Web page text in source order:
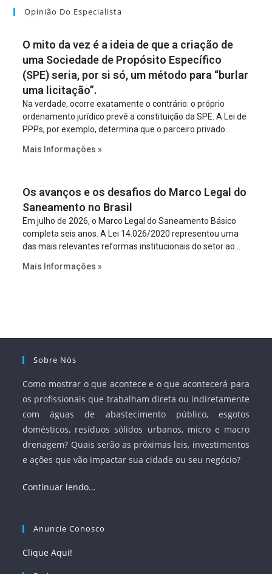
Opinião Do Especialista
O mito da vez é a ideia de que a criação de
uma Sociedade de Propósito Específico
(SPE) seria, por si só, um método para “burlar
uma licitação”.
Na verdade, ocorre exatamente o contrário: o próprio
ordenamento jurídico prevê a constituição da SPE. A Lei de
PPPs, por exemplo, determina que o parceiro privado
empreendimento. Ou seja, a suposta “fraude à licitação” é
projeto a projeto.
Mais Informações »
Os avanços e os desafios do Marco Legal do
Saneamento no Brasil
Em julho de 2026, o Marco Legal do Saneamento Básico
completa seis anos. A Lei 14.026/2020 representou uma
das mais relevantes reformas institucionais do setor ao
serviços, ampliar a participação da iniciativa privada,
Mais Informações »
Sobre Nós
Como mostrar o que acontece e o que acontecerá para
os profissionais que trabalham direta ou indiretamente
com águas de abastecimento público, esgotos
domésticos, resíduos sólidos urbanos, micro e macro
drenagem? Quais serão as próximas leis, investimentos
e ações que vão impactar sua cidade ou seu negócio?
Continuar lendo…
Anuncie Conosco
Clique Aqui!